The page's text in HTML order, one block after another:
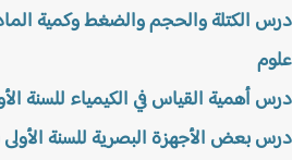
الكتلة والحجم والضغط وكمية المادة
أهمية القياس في الكيمياء للسنة الأولى
بعض الأجهزة البصرية للسنة الأولى